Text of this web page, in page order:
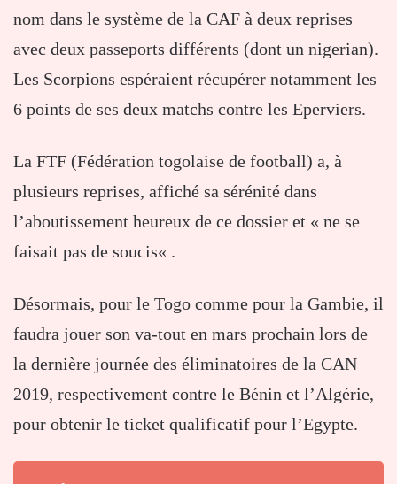
nom dans le système de la CAF à deux reprises
avec deux passeports différents (dont un nigerian).
Les Scorpions espéraient récupérer notamment les
6 points de ses deux matchs contre les Eperviers.
La FTF (Fédération togolaise de football) a, à
plusieurs reprises, affiché sa sérénité dans
l’aboutissement heureux de ce dossier et « ne se
faisait pas de soucis« .
Désormais, pour le Togo comme pour la Gambie, il
faudra jouer son va-tout en mars prochain lors de
la dernière journée des éliminatoires de la CAN
2019, respectivement contre le Bénin et l’Algérie,
pour obtenir le ticket qualificatif pour l’Egypte.